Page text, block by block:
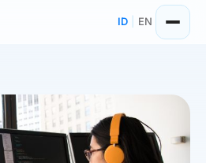
ID EN